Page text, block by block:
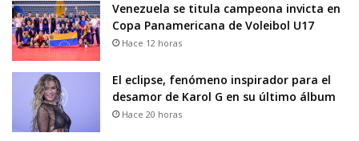
Venezuela se titula campeona invicta en
Copa Panamericana de Voleibol U17
Hace 12 horas
El eclipse, fenómeno inspirador para el
desamor de Karol G en su último álbum
Hace 20 horas